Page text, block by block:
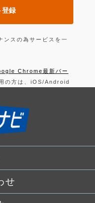
登録
スの為サービスを一
Chrome最新バー
の方は、iOS/Android
できない可能性があり
規約
読みください。
せ